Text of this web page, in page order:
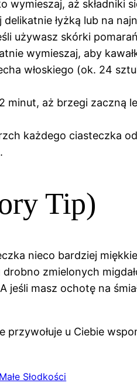
wymieszaj, aż składniki
delikatnie łyżką lub na
używasz skórki
wymieszaj, aby
włoskiego (ok. 24
minut, aż brzegi
każdego ciasteczka
Tip)
nieco bardziej
zmielonych
jeśli masz ochotę na
u Ciebie
Słodkości